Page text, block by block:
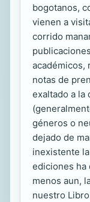
bogotanos,
vienen a
corrido
académicos,
notas de
exaltado a la
géneros o
dejado de
inexistente
ediciones ha
menos aun,
nuestro